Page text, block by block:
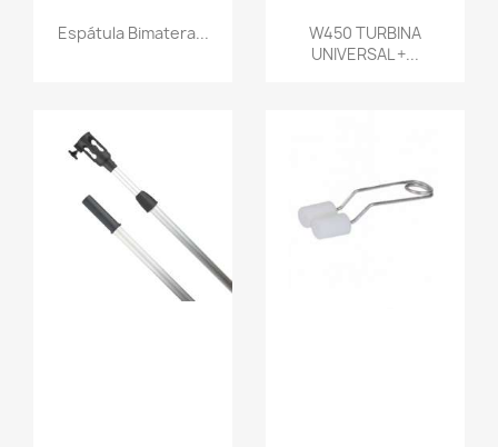
Espátula Bimatera...
W450 TURBINA
UNIVERSAL +...